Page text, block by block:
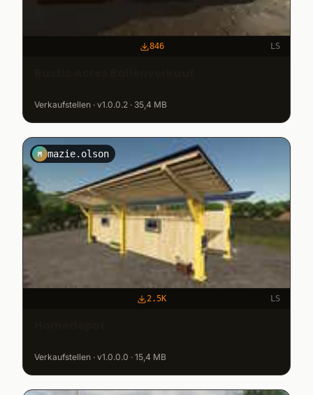
846 LS
Verkaufstellen · v1.0.0.2 · 35,4 MB
M mazie.olson
2.5K LS
Verkaufstellen · v1.0.0.0 · 15,4 MB